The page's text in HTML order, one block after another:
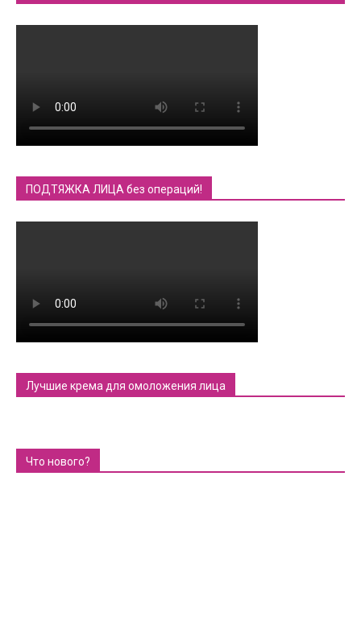
ПОДТЯЖКА ЛИЦА без операций!
Лучшие крема для омоложения лица
Что нового?